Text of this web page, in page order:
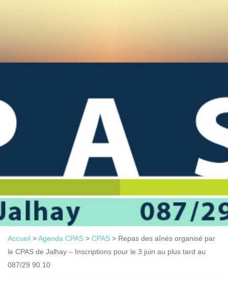
Accueil >Agenda CPAS > CPAS > Repas des aînés organisé par
le CPAS de Jalhay – Inscriptions pour le 3 juin au plus tard au
087/29 90 10